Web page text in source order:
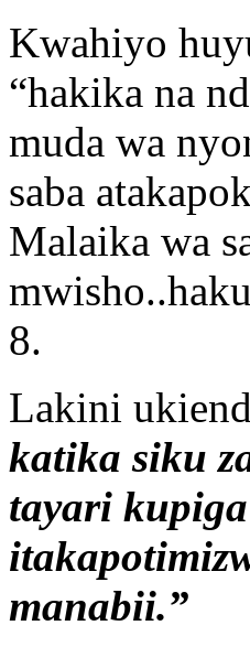
Kwahiyo
“hakika na
muda wa
saba
Malaika wa
8.
Lakini
katika siku
tayari
manabii.”